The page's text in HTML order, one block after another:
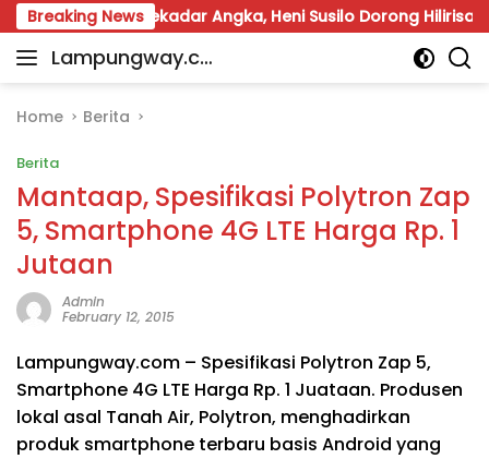
Skip
to
content
Breaking News
Jangan Sekadar Angka, Heni Susilo Dorong Hilirisasi
Lampungway.co
Portal
Daerah
Terpercaya
dan
Terupdate
Home Berita
Berita
Mantaap, Spesifikasi Polytron Zap
5, Smartphone 4G LTE Harga Rp. 1
Jutaan
Admin
February 12, 2015
Lampungway.com – Spesifikasi Polytron Zap 5,
Smartphone 4G LTE Harga Rp. 1 Juataan. Produsen
lokal asal Tanah Air, Polytron, menghadirkan
produk smartphone terbaru basis Android yang